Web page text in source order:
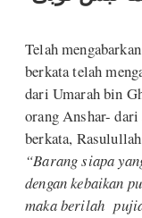
Telah
berkata telah
dari Umarah bin
orang Anshar-
berkata,
“Barang siapa
dengan kebaikan
maka berilah